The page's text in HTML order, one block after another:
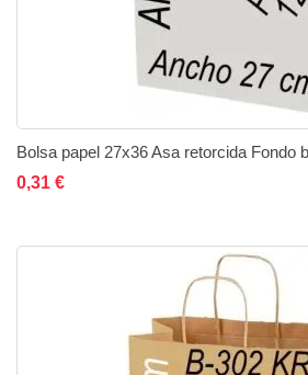
Bolsa papel 27x36 Asa retorcida Fondo
0,31 €